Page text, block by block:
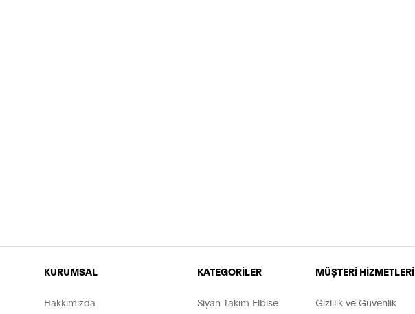
KURUMSAL
Hakkımızda
KATEGORİLER
Siyah Takım Elbise
MÜŞTERİ HİZMETLERİ
Gizlilik ve Güvenlik